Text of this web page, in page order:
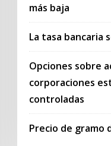
más baja
La tasa bancaria
Opciones sobre
corporaciones
controladas
Precio de gramo